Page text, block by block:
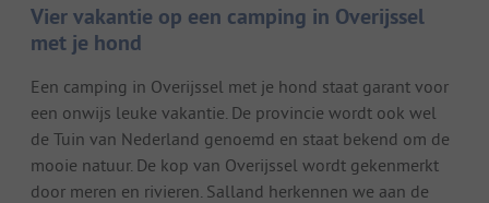
Vier vakantie op een camping in Overijssel
met je hond
Een camping in Overijssel met je hond staat garant voor
een onwijs leuke vakantie. De provincie wordt ook wel
de Tuin van Nederland genoemd en staat bekend om de
mooie natuur. De kop van Overijssel wordt gekenmerkt
door meren en rivieren. Salland herkennen we aan de